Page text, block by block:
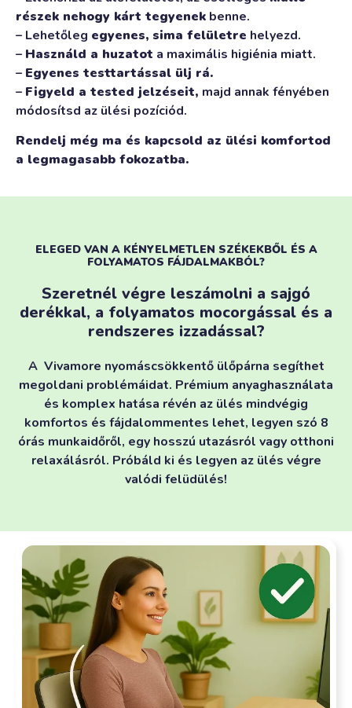
részek nehogy kárt tegyenek benne.
– Lehetőleg egyenes, sima felületre helyezd.
– Használd a huzatot a maximális higiénia miatt.
– Egyenes testtartással ülj rá.
– Figyeld a tested jelzéseit, majd annak fényében
módosítsd az ülési pozíciód.
Rendelj még ma és kapcsold az ülési komfortod
a legmagasabb fokozatba.
ELEGED VAN A KÉNYELMETLEN SZÉKEKBŐL ÉS A
FOLYAMATOS FÁJDALMAKBÓL?
Szeretnél végre leszámolni a sajgó
derékkal, a folyamatos mocorgással és a
rendszeres izzadással?
A Vivamore nyomáscsökkentő ülőpárna segíthet
megoldani problémáidat. Prémium anyaghasználata
és komplex hatása révén az ülés mindvégig
komfortos és fájdalommentes lehet, legyen szó 8
órás munkaidőről, egy hosszú utazásról vagy otthoni
relaxálásról. Próbáld ki és legyen az ülés végre
valódi felüdülés!